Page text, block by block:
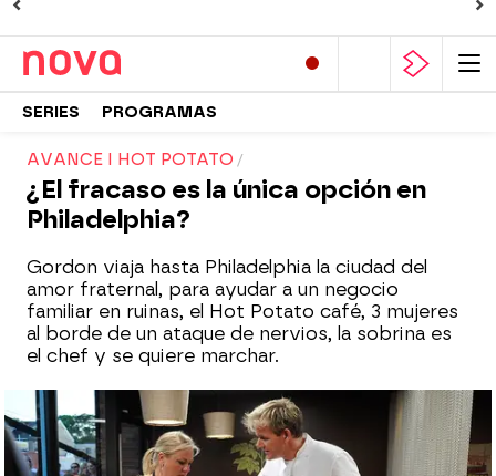
SERIES PROGRAMAS
AVANCE I HOT POTATO
¿El fracaso es la única opción en
Philadelphia?
Gordon viaja hasta Philadelphia la ciudad del
amor fraternal, para ayudar a un negocio
familiar en ruinas, el Hot Potato café, 3 mujeres
al borde de un ataque de nervios, la sobrina es
el chef y se quiere marchar.